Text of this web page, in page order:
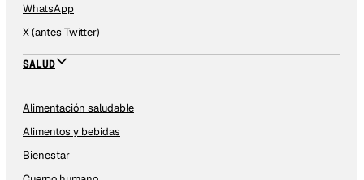
WhatsApp
X (antes Twitter)
SALUD
Alimentación saludable
Alimentos y bebidas
Bienestar